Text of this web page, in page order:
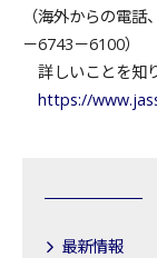
（海外からの電
－6743－6100）
詳しいことを知
https://
最新情報